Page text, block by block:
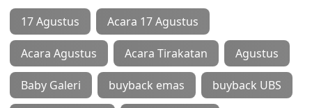
17 Agustus Acara 17 Agustus
Acara Agustus Acara Tirakatan Agustus
Baby Galeri buyback emas buyback UBS